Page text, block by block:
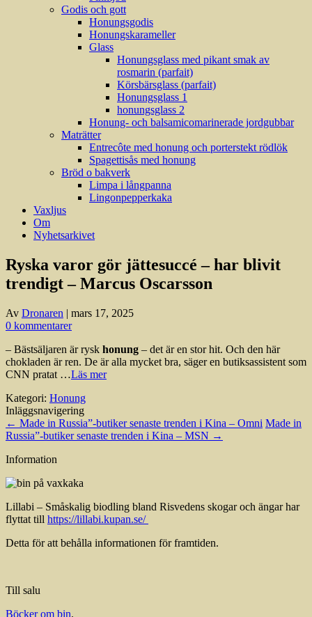
Godis och gott
Honungsgodis
Honungskarameller
Glass
Honungsglass med pikant smak av
rosmarin (parfait)
Körsbärsglass (parfait)
Honungsglass 1
honungsglass 2
Honung- och balsamicomarinerade jordgubbar
Maträtter
Entrecôte med honung och porterstekt rödlök
Spagettisås med honung
Bröd o bakverk
Limpa i långpanna
Lingonpepperkaka
Vaxljus
Om
Nyhetsarkivet
Ryska varor gör jättesuccé – har blivit
trendigt – Marcus Oscarsson
Av Dronaren | mars 17, 2025
0 kommentarer
– Bästsäljaren är rysk honung – det är en stor hit. Och den här
chokladen är ren. De är alla mycket bra, säger en butiksassistent som
CNN pratat …Läs mer
Kategori: Honung
Inläggsnavigering
← Made in Russia”-butiker senaste trenden i Kina – Omni Made in
Russia”-butiker senaste trenden i Kina – MSN →
Information
Lillabi – Småskalig biodling bland Risvedens skogar och ängar har
flyttat till https://lillabi.kupan.se/
Detta för att behålla informationen för framtiden.
Till salu
Böcker om bin.